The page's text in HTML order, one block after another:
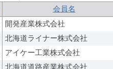
会員名
開発産業株式会社
北海道ライナー株式会社
アイケー工業株式会社
北海道道路産業株式会社